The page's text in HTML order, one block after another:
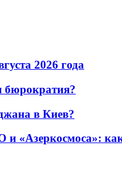
2026 года
бюрократия?
в Киев?
«Азеркосмоса»: